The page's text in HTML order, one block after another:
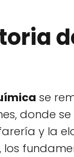
se
donde
y la
los